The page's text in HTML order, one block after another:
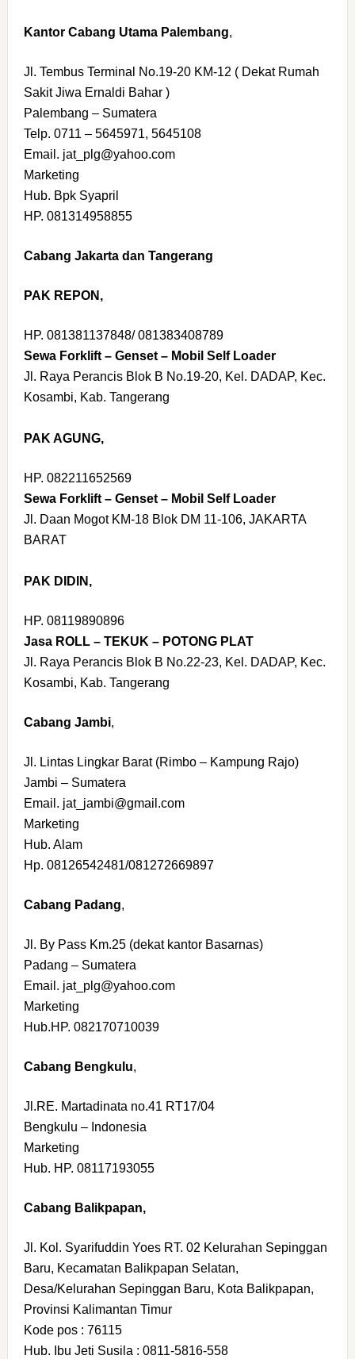
Kantor Cabang Utama Palembang,
Jl. Tembus Terminal No.19-20 KM-12 ( Dekat Rumah
Sakit Jiwa Ernaldi Bahar )
Palembang – Sumatera
Telp. 0711 – 5645971, 5645108
Email. jat_plg@yahoo.com
Marketing
Hub. Bpk Syapril
HP. 081314958855
Cabang Jakarta dan Tangerang
PAK REPON,
HP. 081381137848/ 081383408789
Sewa Forklift – Genset – Mobil Self Loader
Jl. Raya Perancis Blok B No.19-20, Kel. DADAP, Kec.
Kosambi, Kab. Tangerang
PAK AGUNG,
HP. 082211652569
Sewa Forklift – Genset – Mobil Self Loader
Jl. Daan Mogot KM-18 Blok DM 11-106, JAKARTA
BARAT
PAK DIDIN,
HP. 08119890896
Jasa ROLL – TEKUK – POTONG PLAT
Jl. Raya Perancis Blok B No.22-23, Kel. DADAP, Kec.
Kosambi, Kab. Tangerang
Cabang Jambi,
Jl. Lintas Lingkar Barat (Rimbo – Kampung Rajo)
Jambi – Sumatera
Email. jat_jambi@gmail.com
Marketing
Hub. Alam
Hp. 08126542481/081272669897
Cabang Padang,
Jl. By Pass Km.25 (dekat kantor Basarnas)
Padang – Sumatera
Email. jat_plg@yahoo.com
Marketing
Hub.HP. 082170710039
Cabang Bengkulu,
Jl.RE. Martadinata no.41 RT17/04
Bengkulu – Indonesia
Marketing
Hub. HP. 08117193055
Cabang Balikpapan,
Jl. Kol. Syarifuddin Yoes RT. 02 Kelurahan Sepinggan
Baru, Kecamatan Balikpapan Selatan,
Desa/Kelurahan Sepinggan Baru, Kota Balikpapan,
Provinsi Kalimantan Timur
Kode pos : 76115
Hub. Ibu Jeti Susila : 0811-5816-558